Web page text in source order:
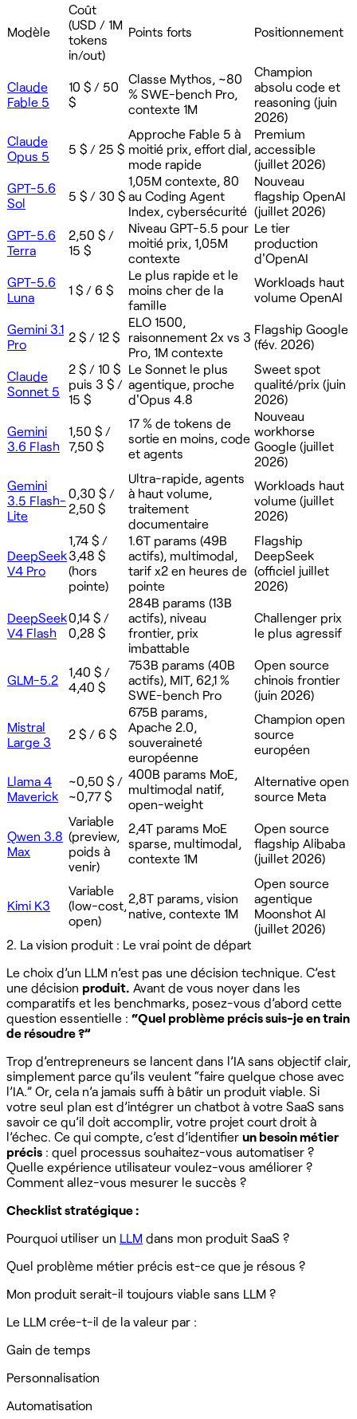
Modèle
Coût
(USD / 1M
tokens
in/out)
Points forts Positionnement
Claude
Fable 5
10 $ / 50
$
Classe Mythos, ~80
% SWE-bench Pro,
contexte 1M
Champion
absolu code et
reasoning (juin
2026)
Claude
Opus 5
5 $ / 25 $
Approche Fable 5 à
moitié prix, effort dial,
mode rapide
Premium
accessible
(juillet 2026)
GPT-5.6
Sol
5 $ / 30 $
1,05M contexte, 80
au Coding Agent
Index, cybersécurité
Nouveau
flagship OpenAI
(juillet 2026)
GPT-5.6
Terra
2,50 $ /
15 $
Niveau GPT-5.5 pour
moitié prix, 1,05M
contexte
Le tier
production
d'OpenAI
GPT-5.6
Luna
1 $ / 6 $
Le plus rapide et le
moins cher de la
famille
Workloads haut
volume OpenAI
Gemini 3.1
Pro
2 $ / 12 $
ELO 1500,
raisonnement 2x vs 3
Pro, 1M contexte
Flagship Google
(fév. 2026)
Claude
Sonnet 5
2 $ / 10 $
puis 3 $ /
15 $
Le Sonnet le plus
agentique, proche
d'Opus 4.8
Sweet spot
qualité/prix (juin
2026)
Gemini
3.6 Flash
1,50 $ /
7,50 $
17 % de tokens de
sortie en moins, code
et agents
Nouveau
workhorse
Google (juillet
2026)
Gemini
3.5 Flash-
Lite
0,30 $ /
2,50 $
Ultra-rapide, agents
à haut volume,
traitement
documentaire
Workloads haut
volume (juillet
2026)
DeepSeek
V4 Pro
1,74 $ /
3,48 $
(hors
pointe)
1.6T params (49B
actifs), multimodal,
tarif x2 en heures de
pointe
Flagship
DeepSeek
(officiel juillet
2026)
DeepSeek
V4 Flash
0,14 $ /
0,28 $
284B params (13B
actifs), niveau
frontier, prix
imbattable
Challenger prix
le plus agressif
GLM-5.2
1,40 $ /
4,40 $
753B params (40B
actifs), MIT, 62,1 %
SWE-bench Pro
Open source
chinois frontier
(juin 2026)
Mistral
Large 3
2 $ / 6 $
675B params,
Apache 2.0,
souveraineté
européenne
Champion open
source
européen
Llama 4
Maverick
~0,50 $ /
~0,77 $
400B params MoE,
multimodal natif,
open-weight
Alternative open
source Meta
Qwen 3.8
Max
Variable
(preview,
poids à
venir)
2,4T params MoE
sparse, multimodal,
contexte 1M
Open source
flagship Alibaba
(juillet 2026)
Kimi K3
Variable
(low-cost,
open)
2,8T params, vision
native, contexte 1M
Open source
agentique
Moonshot AI
(juillet 2026)
2. La vision produit : Le vrai point de départ
Le choix d’un LLM n’est pas une décision technique. C’est
une décision produit. Avant de vous noyer dans les
comparatifs et les benchmarks, posez-vous d’abord cette
question essentielle : “Quel problème précis suis-je en train
de résoudre ?”
Trop d’entrepreneurs se lancent dans l’IA sans objectif clair,
simplement parce qu’ils veulent “faire quelque chose avec
l’IA.” Or, cela n’a jamais suffi à bâtir un produit viable. Si
votre seul plan est d’intégrer un chatbot à votre SaaS sans
savoir ce qu’il doit accomplir, votre projet court droit à
l’échec. Ce qui compte, c’est d’identifier un besoin métier
précis : quel processus souhaitez-vous automatiser ?
Quelle expérience utilisateur voulez-vous améliorer ?
Comment allez-vous mesurer le succès ?
Checklist stratégique :
Pourquoi utiliser un LLM dans mon produit SaaS ?
Quel problème métier précis est-ce que je résous ?
Mon produit serait-il toujours viable sans LLM ?
Le LLM crée-t-il de la valeur par :
Gain de temps
Personnalisation
Automatisation